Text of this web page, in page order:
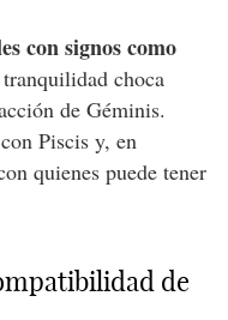
con signos como
choca
de Géminis.
Piscis y, en
quienes puede tener
de